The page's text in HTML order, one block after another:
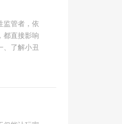
监管者，依
都直接影响
、了解小丑